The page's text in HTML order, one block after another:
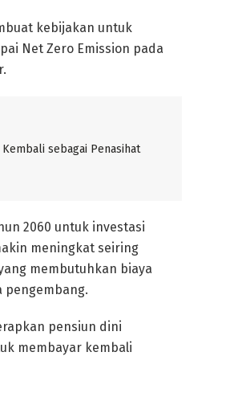
kebijakan untuk
Net Zero Emission pada
sebagai Penasihat
2060 untuk investasi
meningkat seiring
membutuhkan biaya
pengembang.
pensiun dini
membayar kembali